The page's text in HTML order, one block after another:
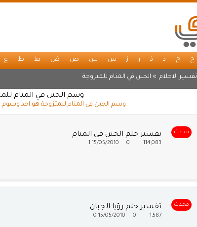
ح خ د ذ ر ز س ش ص ض ط ظ ع
تفسير الاحلام » الجبن في المنام للمتزوجة
وسم الجبن في المنام
وسم الجبن في المنام للمتزوجة هو احد وسوم
محدث تفسير حلم الجبن في المنام
114,083
15/05/2010
1
محدث تفسير حلم رؤيا الجبان
1,587
15/05/2010
0